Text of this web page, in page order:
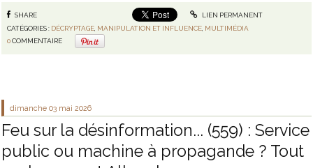
SHARE
LIEN PERMANENT
CATÉGORIES : DÉCRYPTAGE MANIPULATION ET INFLUENCE MULTIMÉDIA
0COMMENTAIRE
dimanche 03 mai 2026
Feu sur la désinformation... (559) : Service
public ou machine à propagande ? Tout